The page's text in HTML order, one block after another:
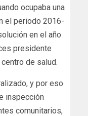
ocupaba una
el periodo 2016-
en el año
presidente
de salud.
y por eso
inspección
comunitarios,